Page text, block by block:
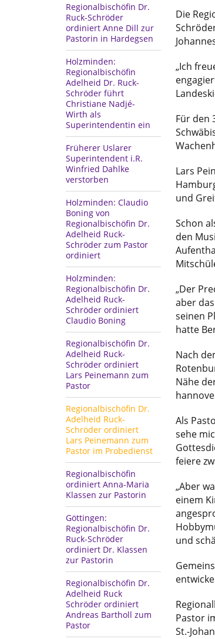
Regionalbischöfin Dr.
Ruck-Schröder
ordiniert Anne Dill zur
Pastorin in Hardegsen
Holzminden:
Regionalbischöfin
Adelheid Dr. Ruck-
Schröder führt
Christiane Nadjé-
Wirth als
Superintendentin ein
Früherer Uslarer
Superintendent i.R.
Winfried Dahlke
verstorben
Holzminden: Claudio
Boning von
Regionalbischöfin Dr.
Adelheid Ruck-
Schröder zum Pastor
ordiniert
Holzminden:
Regionalbischöfin Dr.
Adelheid Ruck-
Schröder ordiniert
Claudio Boning
Regionalbischöfin Dr.
Adelheid Ruck-
Schröder ordiniert
Lars Peinemann zum
Pastor
Regionalbischöfin Dr.
Adelheid Ruck-
Schröder ordiniert
Lars Peinemann zum
Pastor im Probedienst
Regionalbischöfin
ordiniert Anna-Maria
Klassen zur Pastorin
Göttingen:
Regionalbischöfin Dr.
Ruck-Schröder
ordiniert Dr. Klassen
zur Pastorin
Regionalbischöfin Dr.
Adelheid Ruck
Schröder ordiniert
Andreas Bartholl zum
Pastor
Die
„Ich
Für den
Lars
und
Schon
den
„Der
aber
seinen
hatte
Nach
Nähe
Als
sehe
feiere
„Aber
einem
und
Pastor
St.-